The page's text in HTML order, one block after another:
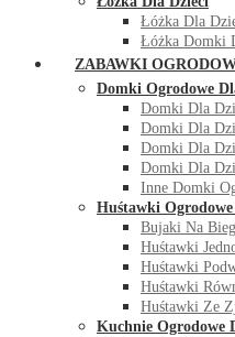
Łóżka Dla
Łóżka Domki
ZABAWKI
Domki Ogrodowe
Domki Dla
Domki Dla
Domki Dla
Domki Dla
Inne Domki
Huśtawki
Bujaki Na
Huśtawki
Huśtawki
Huśtawki
Huśtawki Ze
Kuchnie Ogrodowe